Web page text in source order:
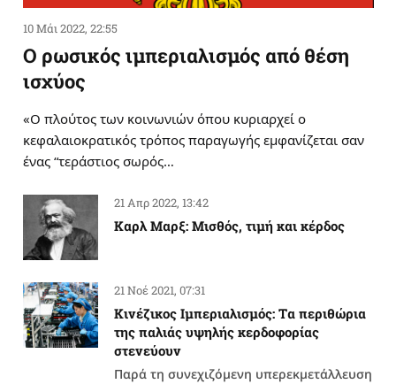
10 Μάι 2022, 22:55
Ο ρωσικός ιμπεριαλισμός από θέση
ισχύος
«Ο πλούτος των κοινωνιών όπου κυριαρχεί ο
κεφαλαιοκρατικός τρόπος παραγωγής εμφανίζεται σαν
ένας “τεράστιος σωρός…
21 Απρ 2022, 13:42
Καρλ Μαρξ: Μισθός, τιμή και κέρδος
21 Νοέ 2021, 07:31
Κινέζικος Ιμπεριαλισμός: Tα περιθώρια
της παλιάς υψηλής κερδοφορίας
στενεύουν
Παρά τη συνεχιζόμενη υπερεκμετάλλευση